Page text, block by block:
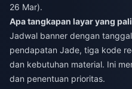
26 Mar).
Apa tangkapan layar yang
Jadwal banner dengan
pendapatan Jade, tiga kode
dan kebutuhan material. Ini
dan penentuan prioritas.